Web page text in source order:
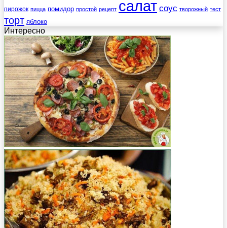
пирожок пицца помидор простой рецепт салат соус творожный тест
торт яблоко
Интересно